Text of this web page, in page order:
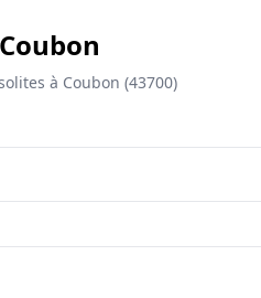
à Coubon (43700)